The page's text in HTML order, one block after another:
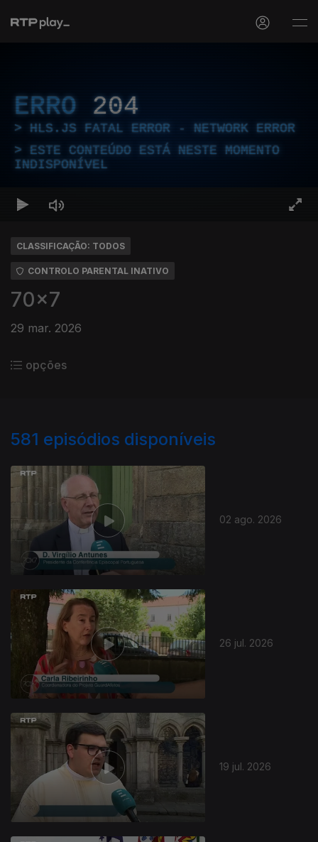
ERRO 204
HLS.JS FATAL ERROR - NETWORK ERROR
ESTE CONTEÚDO ESTÁ NESTE MOMENTO
INDISPONÍVEL
CLASSIFICAÇÃO: TODOS
CONTROLO PARENTAL INATIVO
70x7
29 mar. 2026
opções
581 episódios disponíveis
02 ago. 2026
26 jul. 2026
19 jul. 2026